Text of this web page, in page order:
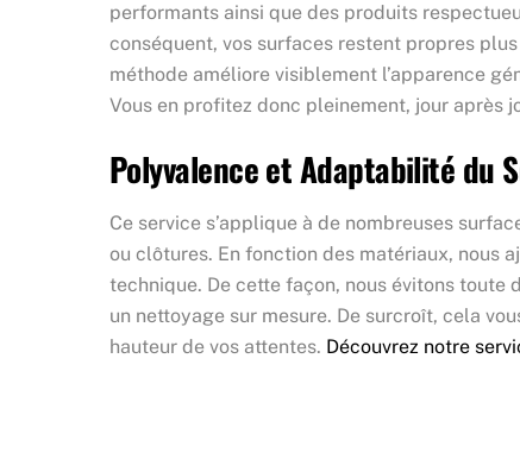
performants ainsi que des produits
conséquent, vos surfaces restent propres
méthode améliore visiblement l’apparence
Vous en profitez donc pleinement, jour après
Polyvalence et Adaptabilité du
Ce service s’applique à de nombreuses
ou clôtures. En fonction des matériaux, nous
technique. De cette façon, nous évitons toute
un nettoyage sur mesure. De surcroît, cela
hauteur de vos attentes. Découvrez notre